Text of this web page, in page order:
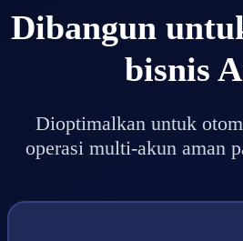
Dibangun
bisnis
Dioptimalkan untuk
operasi multi-akun aman